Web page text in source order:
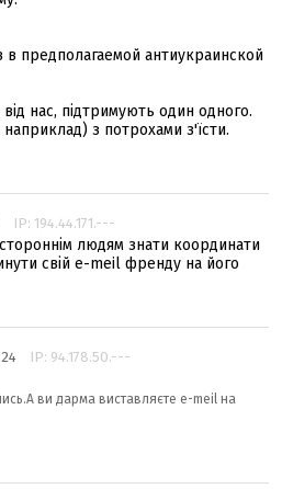
предполагаемой антиукраинской
нас, підтримують один одного.
з потрохами з'їсти.
IP: 194.44.171.---
людям знати координати
свій e-meil френду на його
IP: 94.178.50.---
ви дарма виставляєте е-meil на